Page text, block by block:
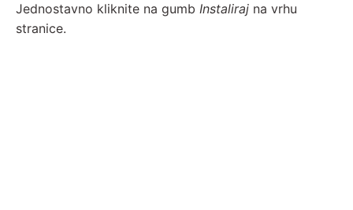
Jednostavno kliknite na gumb Instaliraj na vrhu
stranice.